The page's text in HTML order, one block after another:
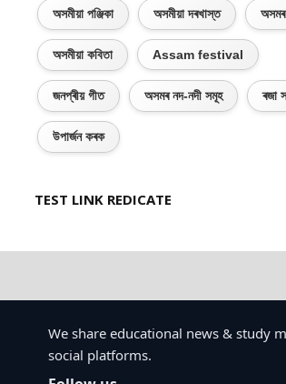
অসমীয়া পঞ্জিকা অসমীয়া দৰখাস্ত অসমৰ
অসমীয়া কবিতা Assam festival
জনপ্ৰীয় গীত অসমৰ নদ-নদী সমূহ ৰজা
উপাৰ্জন কৰক
TEST LINK REDICATE
We share educational news & study
social platforms.